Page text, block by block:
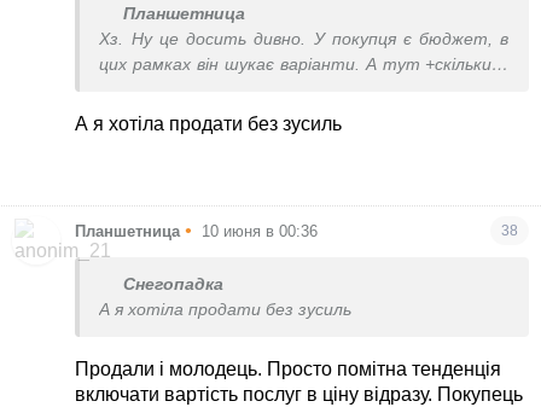
Планшетница
Хз. Ну це досить дивно. У покупця є бюджет, в
цих рамках він шукає варіанти. А тут +скількись
коштує та квартира? Мене як покупця не гребе,
А я хотіла продати без зусиль
Планшетница • 10 июня в 00:36 38
Снегопадка
А я хотіла продати без зусиль
Продали і молодець. Просто помітна тенденція
включати вартість послуг в ціну відразу. Покупець